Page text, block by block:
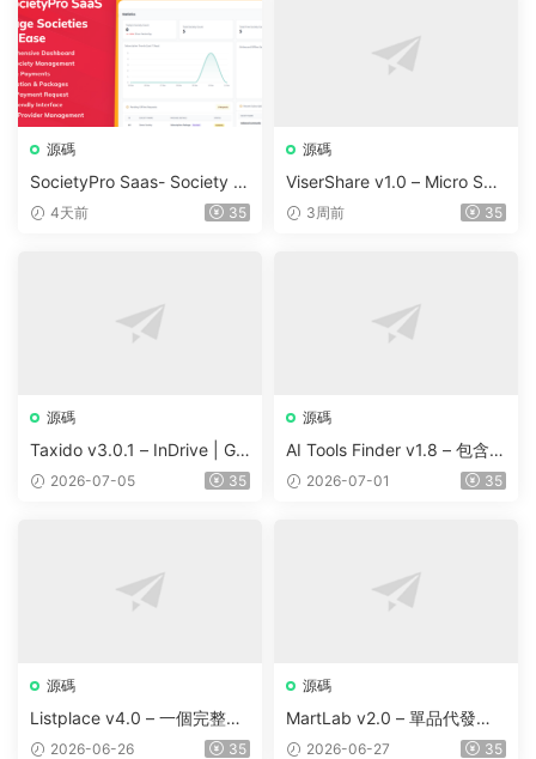
源碼
SocietyPro Saas- Society M
anagement Software v1.0.7
4天前 35
源碼
ViserShare v1.0 – Micro Sha
re Trading And Prediction Pl
3周前 35
源碼
Taxido v3.0.1 – InDrive | Gr
ab | Uber Clone | Taxi Booki
2026-07-05 35
源碼
AI Tools Finder v1.8 – 包含 5
000 多種工具、訂閱、廣告
2026-07-01 35
源碼
Listplace v4.0 – 一個完整的
本地商家名錄平台
2026-06-26 35
源碼
MartLab v2.0 – 單品代發貨
平台2026-06-27 35